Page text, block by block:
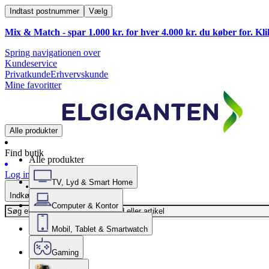
Indtast postnummer Vælg
Mix & Match - spar 1.000 kr. for hver 4.000 kr. du køber for.
Spring navigationen over
Kundeservice
PrivatkundeErhvervskunde
Mine favoritter
Alle produkter
Find butik
Log ind
Indkøbskurv
Alle produkter
TV, Lyd & Smart Home
Computer & Kontor
Mobil, Tablet & Smartwatch
Gaming